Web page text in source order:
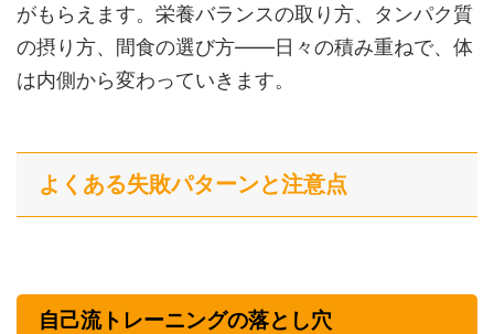
がもらえます。栄養バランスの取り方、タンパク質
の摂り方、間食の選び方——日々の積み重ねで、体
は内側から変わっていきます。
よくある失敗パターンと注意点
自己流トレーニングの落とし穴